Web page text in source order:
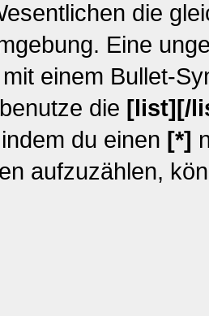
die
Eine
einem Bullet-
die [list][/
du einen [*]
aufzuzählen,